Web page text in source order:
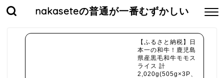
nakaseteの普通が一番むずかしい
【ふるさと納税】日
本一の和牛！鹿児島
県産黒毛和牛モモス
ライス 計
2,020g(505g×3P、